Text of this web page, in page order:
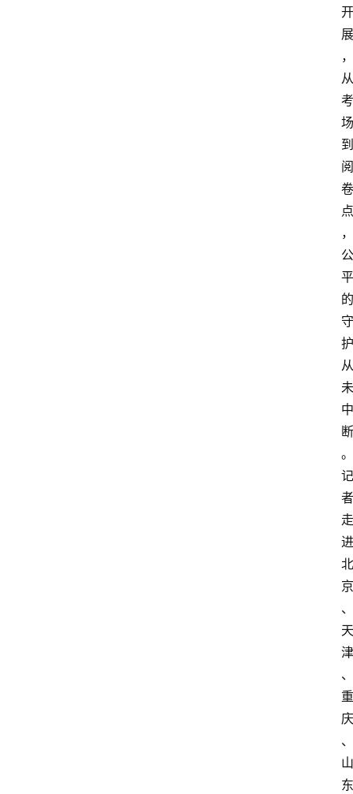
开
展
，
从
考
场
到
阅
卷
点
，
公
平
的
守
护
从
未
中
断
。
记
者
走
进
北
京
、
天
津
、
重
庆
、
山
东